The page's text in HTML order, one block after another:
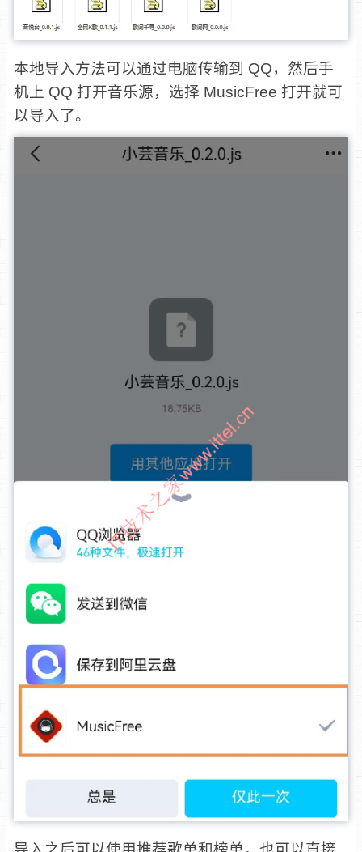
本地导入方法可以通过电脑传输到 QQ，然后手
机上 QQ 打开音乐源，选择 MusicFree 打开就可
以导入了。